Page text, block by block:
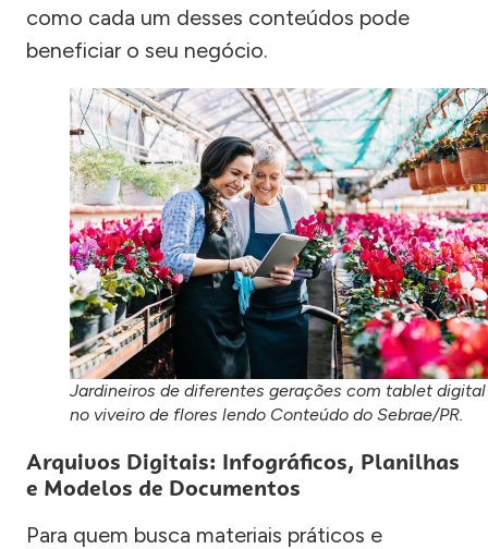
como cada um desses conteúdos pode
beneficiar o seu negócio.
Jardineiros de diferentes gerações com tablet digital
no viveiro de flores lendo Conteúdo do Sebrae/PR.
Arquivos Digitais: Infográficos, Planilhas
e Modelos de Documentos
Para quem busca materiais práticos e